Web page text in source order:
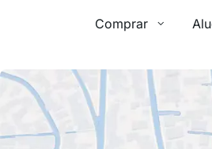
Comprar